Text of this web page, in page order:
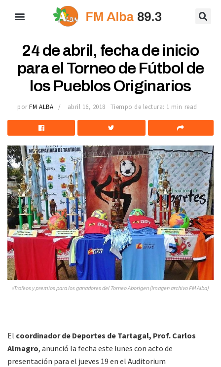
24 de abril, fecha de inicio
para el Torneo de Fútbol de
los Pueblos Originarios
por FM ALBA abril 16, 2018 Tiempo de lectura: 1 min read
»Trofeos y premios para los ganadores del Torneo Aborigen (Imagen archivo FM Alba)
El coordinador de Deportes de Tartagal, Prof. Carlos
Almagro, anunció la fecha este lunes con acto de
presentación para el jueves 19 en el Auditorium